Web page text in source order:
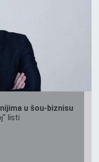
u šou-biznisu
listi